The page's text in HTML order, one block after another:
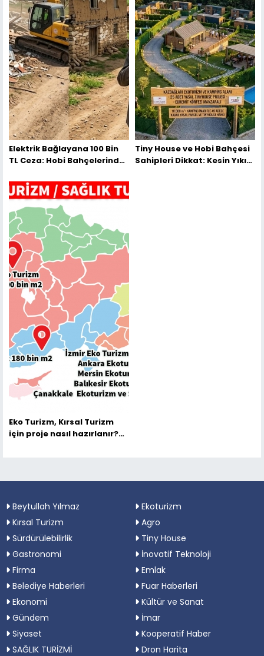
Elektrik Bağlayana 100 Bin
TL Ceza: Hobi Bahçelerinde
Tiny House ve Hobi Bahçesi
Sahipleri Dikkat: Kesin Yıkım
Eko Turizm, Kırsal Turizm
için proje nasıl hazırlanır?
Beytullah Yılmaz
Ekoturizm
Kırsal Turizm
Agro
Sürdürülebilirlik
Tiny House
Gastronomi
İnovatif Teknoloji
Firma
Emlak
Belediye Haberleri
Fuar Haberleri
Ekonomi
Kültür ve Sanat
Gündem
İmar
Siyaset
Kooperatif Haber
SAĞLIK TURİZMİ
Dron Harita